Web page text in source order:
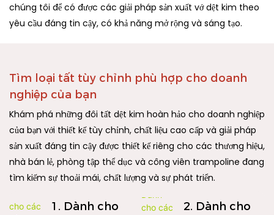
chúng tôi để có được các giải pháp sản xuất vớ dệt kim theo
yêu cầu đáng tin cậy, có khả năng mở rộng và sáng tạo.
Tìm loại tất tùy chỉnh phù hợp cho doanh
nghiệp của bạn
Khám phá những đôi tất dệt kim hoàn hảo cho doanh nghiệp
của bạn với thiết kế tùy chỉnh, chất liệu cao cấp và giải pháp
sản xuất đáng tin cậy được thiết kế riêng cho các thương hiệu,
nhà bán lẻ, phòng tập thể dục và công viên trampoline đang
tìm kiếm sự thoải mái, chất lượng và sự phát triển.
1. Dành cho
2. Dành cho